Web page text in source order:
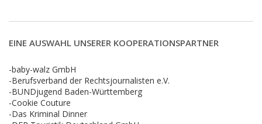
EINE AUSWAHL UNSERER KOOPERATIONSPARTNER
-baby-walz GmbH
-Berufsverband der Rechtsjournalisten e.V.
-BUNDjugend Baden-Württemberg
-Cookie Couture
-Das Kriminal Dinner